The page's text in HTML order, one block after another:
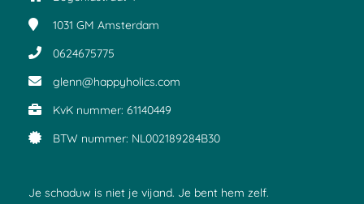
1031 GM Amsterdam
0624675775
glenn@happyholics.com
KvK nummer: 61140449
BTW nummer: NL002189284B30
Je schaduw is niet je vijand. Je bent hem zelf.